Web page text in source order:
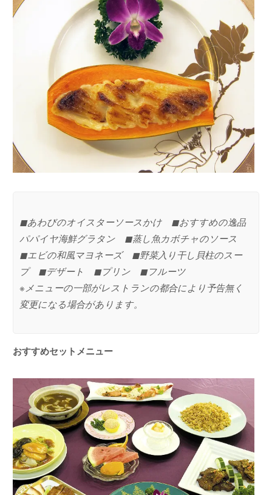
◼︎あわびのオイスターソースかけ ◼︎おすすめの逸品
パパイヤ海鮮グラタン ◼︎蒸し魚カボチャのソース
◼︎エビの和風マヨネーズ ◼︎野菜入り干し貝柱のスー
プ ◼︎デザート ◼︎プリン ◼︎フルーツ
※メニューの一部がレストランの都合により予告無く
変更になる場合があります。
おすすめセットメニュー